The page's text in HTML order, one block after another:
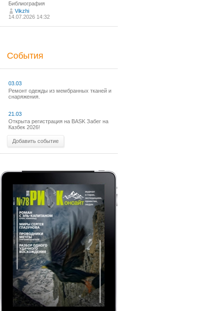
Библиография
Vikzhi
14.07.2026 14:32
События
03.03
Ремонт одежды из мембранных тканей и
снаряжения.
21.03
Открыта регистрация на BASK Забег на
Казбек 2026!
Добавить событие